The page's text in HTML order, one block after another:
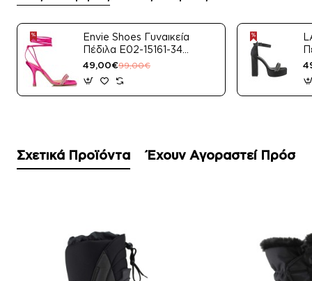
Envie Shoes Γυναικεία
Πέδιλα E02-15161-34
Μαύρο Satin
49,00€99,00€
Σχετικά Προϊόντα Έχουν Αγοραστεί